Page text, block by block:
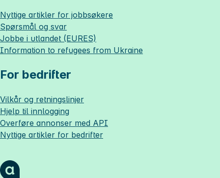
Nyttige artikler for jobbsøkere
Spørsmål og svar
Jobbe i utlandet (EURES)
Information to refugees from Ukraine
For bedrifter
Vilkår og retningslinjer
Hjelp til innlogging
Overføre annonser med API
Nyttige artikler for bedrifter